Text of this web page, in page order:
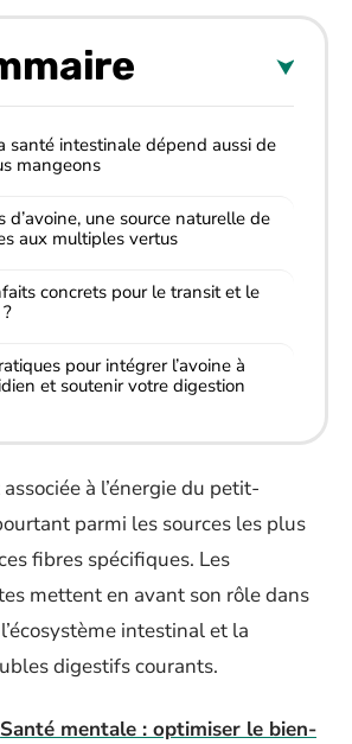
santé intestinale dépend aussi de
mangeons
d’avoine, une source naturelle de
aux multiples vertus
concrets pour le transit et le
pour intégrer l’avoine à
et soutenir votre digestion
à l’énergie du petit-
parmi les sources les plus
fibres spécifiques. Les
mettent en avant son rôle dans
intestinal et la
digestifs courants.
Santé mentale : optimiser le bien-